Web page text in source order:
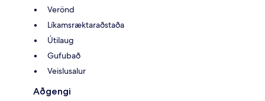
Verönd
Líkamsræktaraðstaða
Útilaug
Gufubað
Veislusalur
Aðgengi